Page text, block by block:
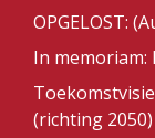
OPGELOST:
In memoriam:
(richting 2050)